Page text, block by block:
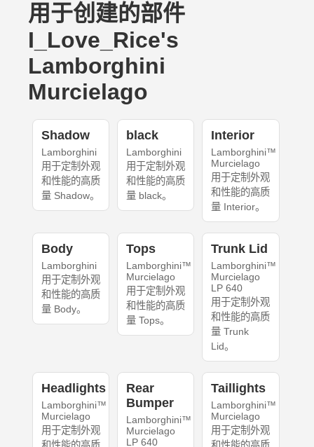
用于创建的部件
I_Love_Rice's
Lamborghini
Murcielago
Shadow
Lamborghini
用于定制外观
和性能的高质
量 Shadow。
black
Lamborghini
用于定制外观
和性能的高质
量 black。
Interior
Lamborghini™
Murcielago
用于定制外观
和性能的高质
量 Interior。
Body
Lamborghini
用于定制外观
和性能的高质
量 Body。
Tops
Lamborghini™
Murcielago
用于定制外观
和性能的高质
量 Tops。
Trunk Lid
Lamborghini™
Murcielago
LP 640
用于定制外观
和性能的高质
量 Trunk
Lid。
Headlights
Lamborghini™
Murcielago
用于定制外观
Rear
Bumper
Lamborghini™
Murcielago
LP 640
Taillights
Lamborghini™
Murcielago
用于定制外观